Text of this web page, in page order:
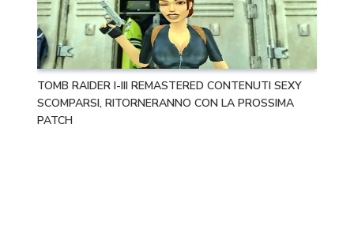
TOMB RAIDER I-III REMASTERED CONTENUTI SEXY
SCOMPARSI, RITORNERANNO CON LA PROSSIMA
PATCH